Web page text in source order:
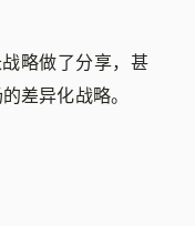
略做了分享，甚
差异化战略。